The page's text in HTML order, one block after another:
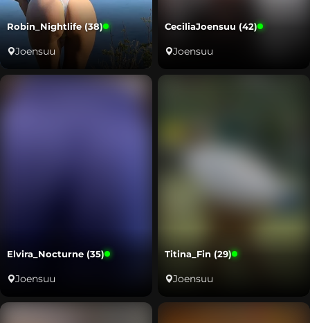
Robin_Nightlife (38)
Joensuu
CeciliaJoensuu (42)
Joensuu
Elvira_Nocturne (35)
Joensuu
Titina_Fin (29)
Joensuu